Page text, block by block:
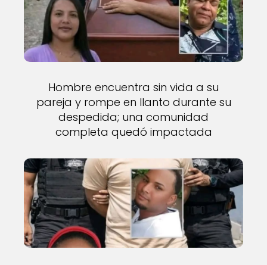
Hombre encuentra sin vida a su
pareja y rompe en llanto durante su
despedida; una comunidad
completa quedó impactada